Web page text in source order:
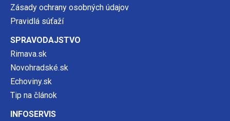
Zásady ochrany osobných údajov
Pravidlá súťaží
SPRAVODAJSTVO
Rimava.sk
Novohradské.sk
Echoviny.sk
Tip na článok
INFOSERVIS